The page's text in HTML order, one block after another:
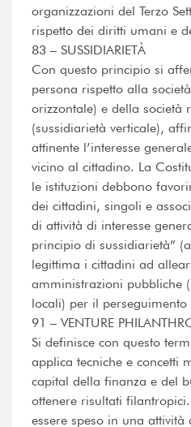
organizzazioni del Terzo
rispetto dei diritti umani e
83 – SUSSIDIARIETÀ
Con questo principio si
persona rispetto alla
orizzontale) e della società
(sussidiarietà verticale),
attinente l’interesse
vicino al cittadino. La
le istituzioni debbono
dei cittadini, singoli e
di attività di interesse
principio di sussidiarietà”
legittima i cittadini ad
amministrazioni pubbliche
locali) per il perseguimento
91 – VENTURE
Si definisce con questo
applica tecniche e concetti
capital della finanza e del
ottenere risultati
essere speso in una